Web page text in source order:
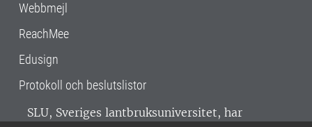
Webbmejl
ReachMee
Edusign
Protokoll och beslutslistor
SLU, Sveriges lantbruksuniversitet, har